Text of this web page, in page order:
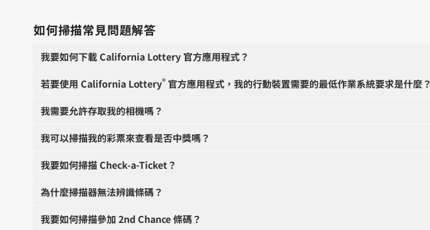
如何掃描常見問題解答
我要如何下載 California Lottery 官方應用程式？
若要使用 California Lottery® 官方應用程式，我的行動裝置需要的最低作業系統要求是什麼？
我需要允許存取我的相機嗎？
我可以掃描我的彩票來查看是否中獎嗎？
我要如何掃描 Check-a-Ticket？
為什麼掃描器無法辨識條碼？
我要如何掃描參加 2nd Chance 條碼？